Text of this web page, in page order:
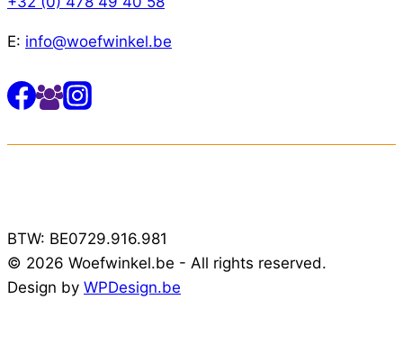
E: info@woefwinkel.be
BTW: BE0729.916.981
© 2026 Woefwinkel.be - All rights reserved.
Design by WPDesign.be